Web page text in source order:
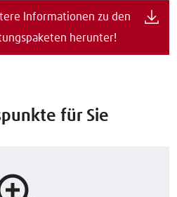
Informationen zu den
herunter!
für Sie